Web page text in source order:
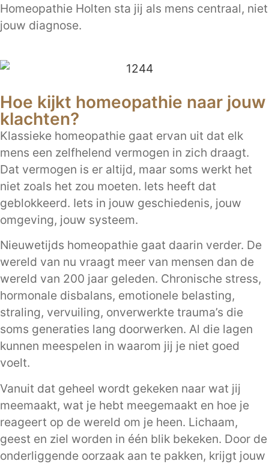
Homeopathie Holten sta jij als mens centraal, niet
jouw diagnose.
Hoe kijkt homeopathie naar jouw
klachten?
Klassieke homeopathie gaat ervan uit dat elk
mens een zelfhelend vermogen in zich draagt.
Dat vermogen is er altijd, maar soms werkt het
niet zoals het zou moeten. Iets heeft dat
geblokkeerd. Iets in jouw geschiedenis, jouw
omgeving, jouw systeem.
Nieuwetijds homeopathie gaat daarin verder. De
wereld van nu vraagt meer van mensen dan de
wereld van 200 jaar geleden. Chronische stress,
hormonale disbalans, emotionele belasting,
straling, vervuiling, onverwerkte trauma’s die
soms generaties lang doorwerken. Al die lagen
kunnen meespelen in waarom jij je niet goed
voelt.
Vanuit dat geheel wordt gekeken naar wat jij
meemaakt, wat je hebt meegemaakt en hoe je
reageert op de wereld om je heen. Lichaam,
geest en ziel worden in één blik bekeken. Door de
onderliggende oorzaak aan te pakken, krijgt jouw